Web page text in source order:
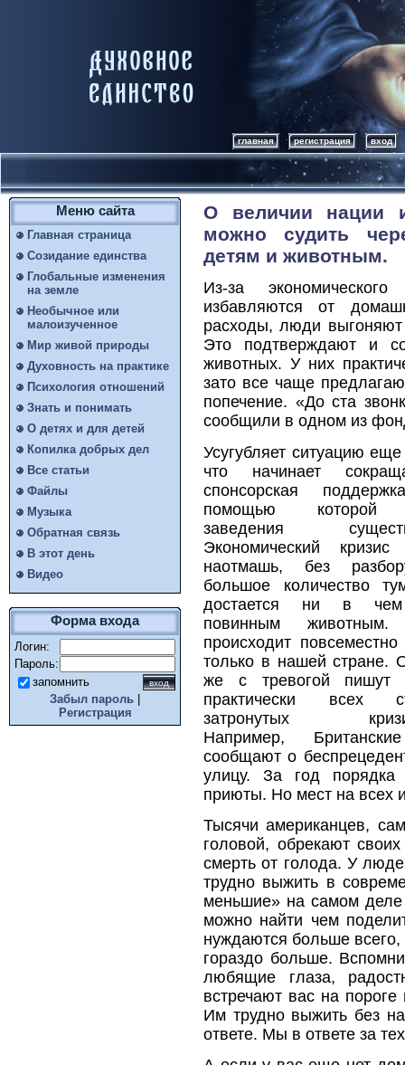
главная регистрация вход
Меню сайта
Главная страница
Созидание единства
Глобальные изменения
на земле
Необычное или
малоизученное
Мир живой природы
Духовность на практике
Психология отношений
Знать и понимать
О детях и для детей
Копилка добрых дел
Все статьи
Файлы
Музыка
Обратная связь
В этот день
Видео
Форма входа
Логин:
Пароль:
запомнить
Забыл пароль
Регистрация
О величии нации
можно судить
детям и животным.
Из-за
избавляются от
расходы, люди
Это подтверждают и
животных. У них
зато все чаще
попечение. «До ста
сообщили в одном из
Усугубляет ситуацию
что начинает
спонсорская
помощью которой
заведения
Экономический кризис
наотмашь, без
большое количество
достается ни в
повинным
происходит
только в нашей стране.
же с тревогой
практически всех
затронутых
Например,
сообщают о
улицу. За год
приюты. Но мест на всех
Тысячи американцев,
головой, обрекают
смерть от голода. У
трудно выжить в
меньшие» на самом деле
можно найти чем
нуждаются больше
гораздо больше.
любящие глаза,
встречают вас на
Им трудно выжить без
ответе. Мы в ответе за